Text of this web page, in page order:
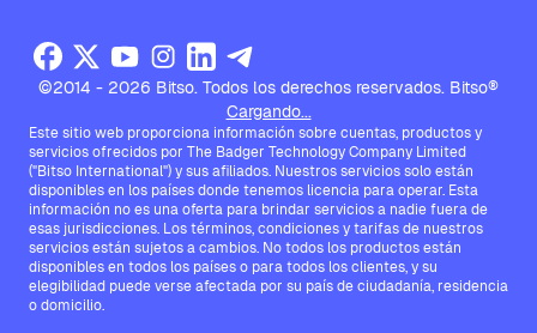
©2014 - 2026 Bitso. Todos los derechos reservados. Bitso®
Cargando...
Este sitio web proporciona información sobre cuentas, productos y
servicios ofrecidos por The Badger Technology Company Limited
("Bitso International") y sus afiliados. Nuestros servicios solo están
disponibles en los países donde tenemos licencia para operar. Esta
información no es una oferta para brindar servicios a nadie fuera de
esas jurisdicciones. Los términos, condiciones y tarifas de nuestros
servicios están sujetos a cambios. No todos los productos están
disponibles en todos los países o para todos los clientes, y su
elegibilidad puede verse afectada por su país de ciudadanía, residencia
o domicilio.